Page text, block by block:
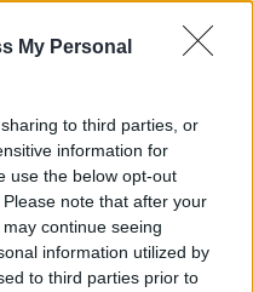
My Personal
to third parties, or
information for
use the below opt-out
note that after your
continue seeing
information utilized by
to third parties prior to